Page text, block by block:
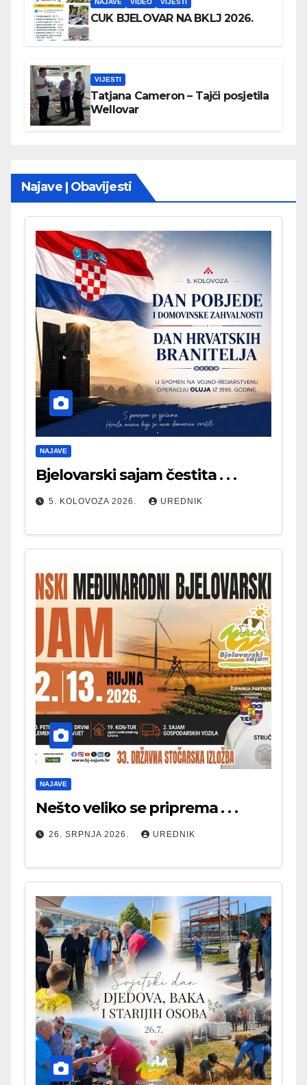
NAJAVE VIDEO VIJESTI
CUK BJELOVAR NA BKLJ 2026.
VIJESTI
Tatjana Cameron – Tajči posjetila
Wellovar
Najave | Obavijesti
NAJAVE
Bjelovarski sajam čestita . . .
5. KOLOVOZA 2026. UREDNIK
NAJAVE
Nešto veliko se priprema . . .
26. SRPNJA 2026. UREDNIK